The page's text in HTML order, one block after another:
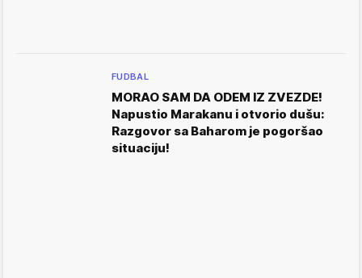
FUDBAL
MORAO SAM DA ODEM IZ ZVEZDE!
Napustio Marakanu i otvorio dušu:
Razgovor sa Baharom je pogoršao
situaciju!